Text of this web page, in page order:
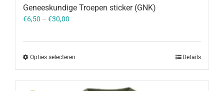
Geneeskundige Troepen sticker (GNK)
€6,50 – €30,00
Opties selecteren Details